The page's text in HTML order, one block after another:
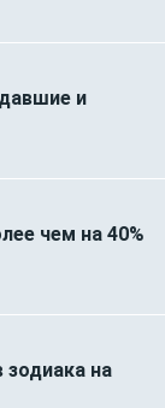
и
чем на 40%
зодиака на